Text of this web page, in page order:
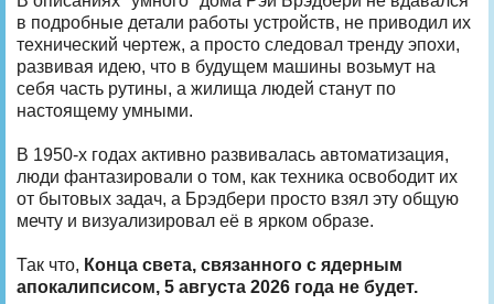
в подробные детали работы устройств, не приводил их
технический чертеж, а просто следовал тренду эпохи,
развивая идею, что в будущем машины возьмут на
себя часть рутины, а жилища людей станут по
настоящему умными.
В 1950-х годах активно развивалась автоматизация,
люди фантазировали о том, как техника освободит их
от бытовых задач, а Брэдбери просто взял эту общую
мечту и визуализировал её в ярком образе.
Так что, Конца света, связанного с ядерным
апокалипсисом, 5 августа 2026 года не будет.